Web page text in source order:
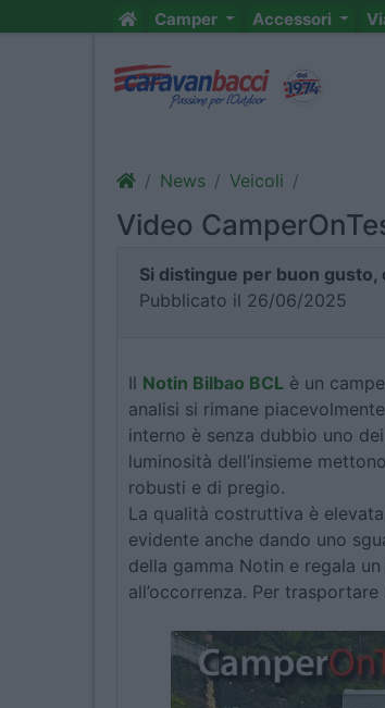
Camper Accessori
News Veicoli
Video
Si distingue per buon
Pubblicato il 26/06/2025
Il Notin Bilbao BCL è un
analisi si rimane
interno è senza dubbio uno
luminosità dell’insieme
robusti e di pregio.
La qualità costruttiva è
evidente anche dando uno
della gamma Notin e regala
all’occorrenza. Per